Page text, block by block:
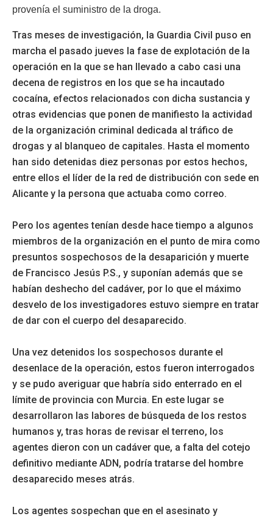
provenía el suministro de la droga.
Tras meses de investigación, la Guardia Civil puso en
marcha el pasado jueves la fase de explotación de la
operación en la que se han llevado a cabo casi una
decena de registros en los que se ha incautado
cocaína, efectos relacionados con dicha sustancia y
otras evidencias que ponen de manifiesto la actividad
de la organización criminal dedicada al tráfico de
drogas y al blanqueo de capitales. Hasta el momento
han sido detenidas diez personas por estos hechos,
entre ellos el líder de la red de distribución con sede en
Alicante y la persona que actuaba como correo.
Pero los agentes tenían desde hace tiempo a algunos
miembros de la organización en el punto de mira como
presuntos sospechosos de la desaparición y muerte
de Francisco Jesús P.S., y suponían además que se
habían deshecho del cadáver, por lo que el máximo
desvelo de los investigadores estuvo siempre en tratar
de dar con el cuerpo del desaparecido.
Una vez detenidos los sospechosos durante el
desenlace de la operación, estos fueron interrogados
y se pudo averiguar que habría sido enterrado en el
límite de provincia con Murcia. En este lugar se
desarrollaron las labores de búsqueda de los restos
humanos y, tras horas de revisar el terreno, los
agentes dieron con un cadáver que, a falta del cotejo
definitivo mediante ADN, podría tratarse del hombre
desaparecido meses atrás.
Los agentes sospechan que en el asesinato y